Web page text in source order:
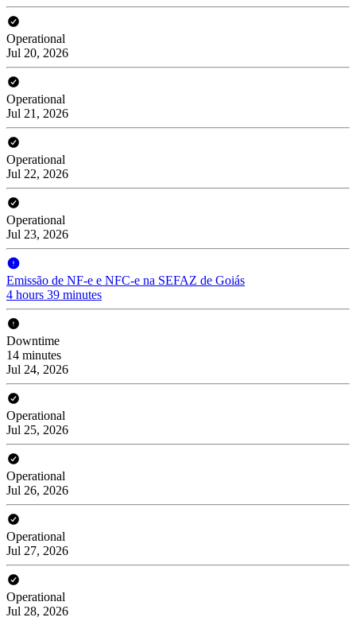
Operational
Jul 20, 2026
Operational
Jul 21, 2026
Operational
Jul 22, 2026
Operational
Jul 23, 2026
Emissão de NF-e e NFC-e na SEFAZ de Goiás
4 hours 39 minutes
Downtime
14 minutes
Jul 24, 2026
Operational
Jul 25, 2026
Operational
Jul 26, 2026
Operational
Jul 27, 2026
Operational
Jul 28, 2026